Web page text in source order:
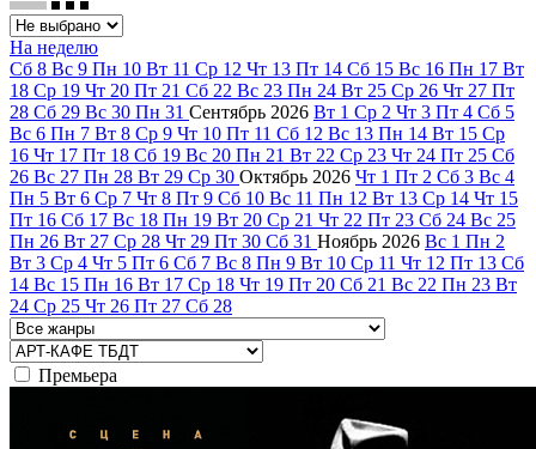
На неделю
Сб 8 Вс 9 Пн 10 Вт 11 Ср 12 Чт 13 Пт 14 Сб 15 Вс 16 Пн 17 Вт
18 Ср 19 Чт 20 Пт 21 Сб 22 Вс 23 Пн 24 Вт 25 Ср 26 Чт 27 Пт
28 Сб 29 Вс 30 Пн 31 Сентябрь 2026 Вт 1 Ср 2 Чт 3 Пт 4 Сб 5
Вс 6 Пн 7 Вт 8 Ср 9 Чт 10 Пт 11 Сб 12 Вс 13 Пн 14 Вт 15 Ср
16 Чт 17 Пт 18 Сб 19 Вс 20 Пн 21 Вт 22 Ср 23 Чт 24 Пт 25 Сб
26 Вс 27 Пн 28 Вт 29 Ср 30 Октябрь 2026 Чт 1 Пт 2 Сб 3 Вс 4
Пн 5 Вт 6 Ср 7 Чт 8 Пт 9 Сб 10 Вс 11 Пн 12 Вт 13 Ср 14 Чт 15
Пт 16 Сб 17 Вс 18 Пн 19 Вт 20 Ср 21 Чт 22 Пт 23 Сб 24 Вс 25
Пн 26 Вт 27 Ср 28 Чт 29 Пт 30 Сб 31 Ноябрь 2026 Вс 1 Пн 2
Вт 3 Ср 4 Чт 5 Пт 6 Сб 7 Вс 8 Пн 9 Вт 10 Ср 11 Чт 12 Пт 13 Сб
14 Вс 15 Пн 16 Вт 17 Ср 18 Чт 19 Пт 20 Сб 21 Вс 22 Пн 23 Вт
24 Ср 25 Чт 26 Пт 27 Сб 28
Премьера